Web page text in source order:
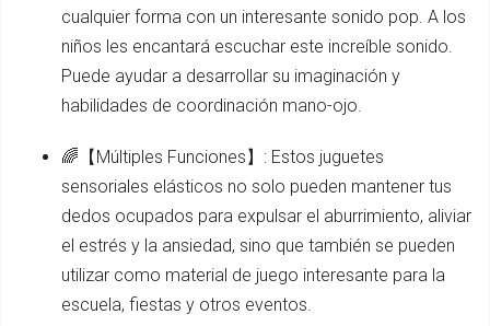
cualquier forma con un interesante sonido pop. A los
niños les encantará escuchar este increíble sonido.
Puede ayudar a desarrollar su imaginación y
habilidades de coordinación mano-ojo.
🌈【Múltiples Funciones】: Estos juguetes
sensoriales elásticos no solo pueden mantener tus
dedos ocupados para expulsar el aburrimiento, aliviar
el estrés y la ansiedad, sino que también se pueden
utilizar como material de juego interesante para la
escuela, fiestas y otros eventos.